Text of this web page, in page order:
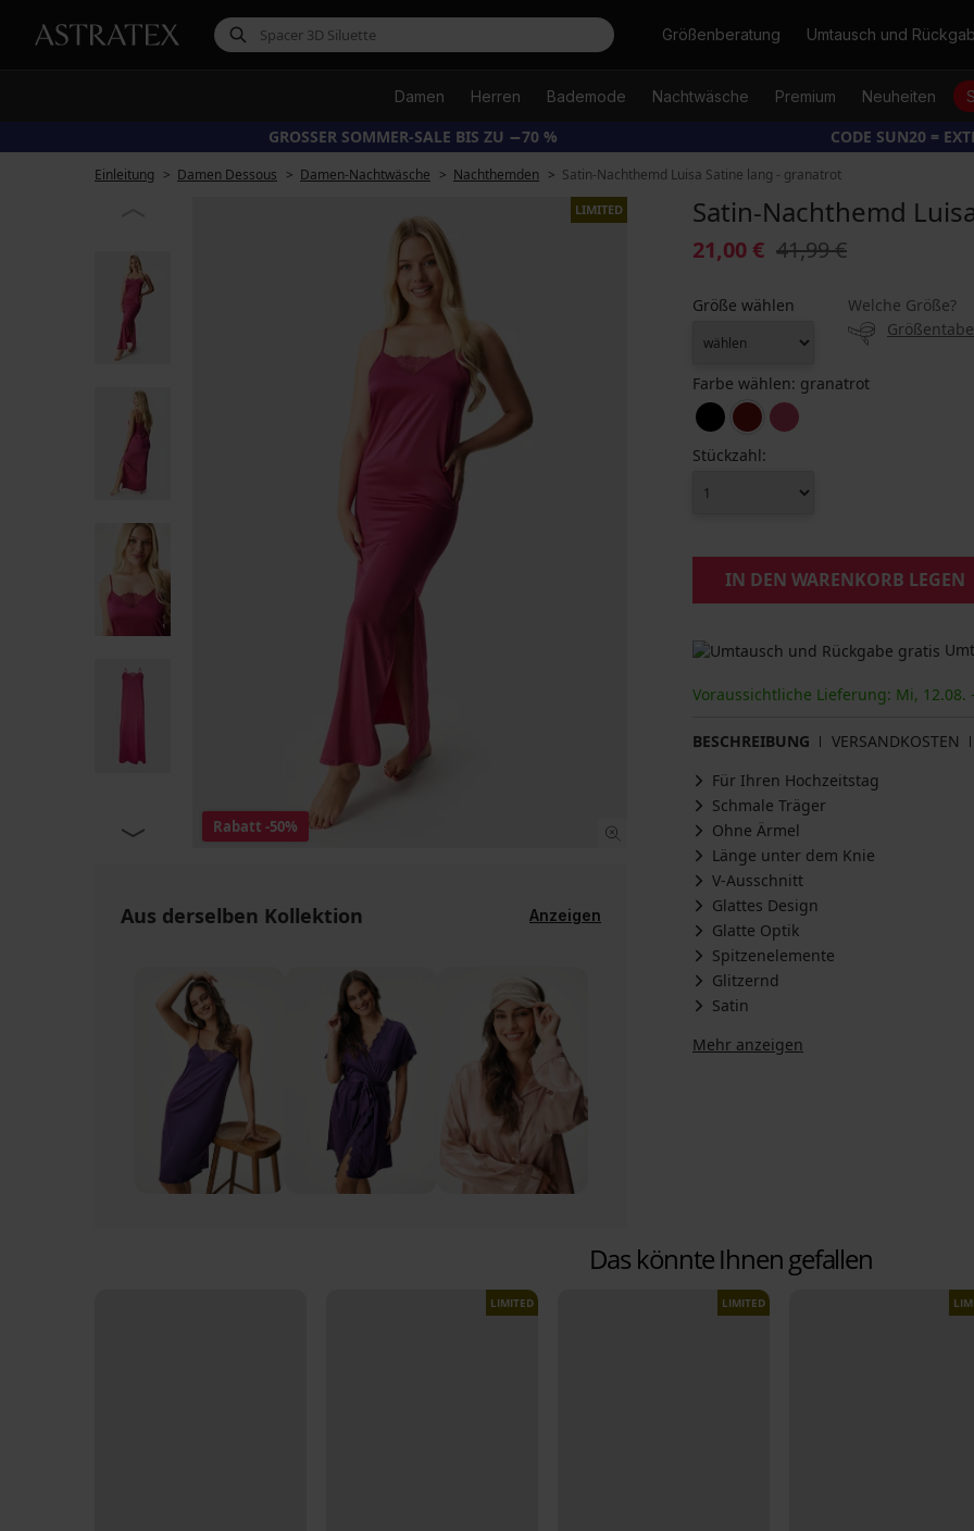
SucheGrößenberatung Umtausch und
Damen Herren Bademode Nachtwäsche Premium Neuheiten
GROSSER SOMMER-SALE BIS ZU −70 % CODE SUN20 =
Einleitung Damen Dessous Damen-Nachtwäsche Nachthemden Satin-Nachthemd Luisa Satine lang - granatrot
Rabatt -50%
LIMITED
Aus derselben Kollektion Anzeigen
Satin-Nachthemd
21,00 € 41,99 €
Größe wählen
Welche Größe?
Farbe wählen: granatrot
Stückzahl:
IN DEN WARENKORB LEGEN
Voraussichtliche Lieferung: Mi, 12.08.
BESCHREIBUNG VERSANDKOSTEN
Für Ihren Hochzeitstag
Schmale Träger
Ohne Ärmel
Länge unter dem Knie
V-Ausschnitt
Glattes Design
Glatte Optik
Spitzenelemente
Glitzernd
Satin
Mehr anzeigen
Das könnte Ihnen gefallen
LIMITED LIMITED